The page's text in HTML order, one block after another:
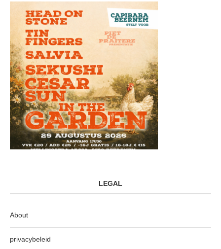
LEGAL
About
privacybeleid